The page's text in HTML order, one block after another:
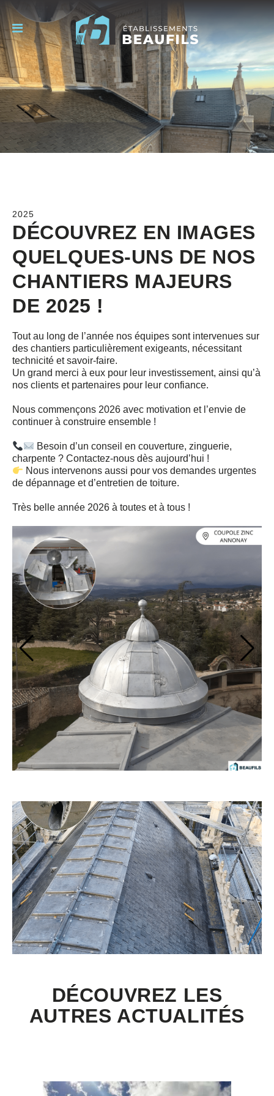
2025
DÉCOUVREZ EN IMAGES
QUELQUES-UNS DE NOS
CHANTIERS MAJEURS
DE 2025 !
Tout au long de l’année nos équipes sont intervenues sur
des chantiers particulièrement exigeants, nécessitant
technicité et savoir-faire.
Un grand merci à eux pour leur investissement, ainsi qu’à
nos clients et partenaires pour leur confiance.
Nous commençons 2026 avec motivation et l’envie de
continuer à construire ensemble !
Besoin d’un conseil en couverture, zinguerie,
charpente ? Contactez-nous dès aujourd’hui !
Nous intervenons aussi pour vos demandes urgentes
de dépannage et d’entretien de toiture.
Très belle année 2026 à toutes et à tous !
DÉCOUVREZ LES
AUTRES ACTUALITÉS